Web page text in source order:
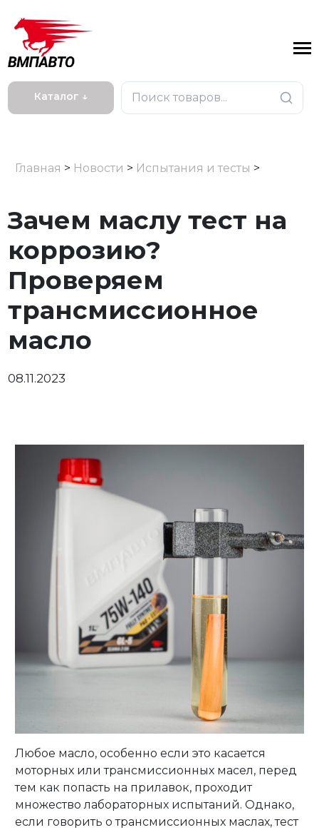
Каталог ↓
Главная > Новости > Испытания и тесты >
Зачем маслу тест на
коррозию?
Проверяем
трансмиссионное
масло
08.11.2023
Любое масло, особенно если это касается
моторных или трансмиссионных масел, перед
тем как попасть на прилавок, проходит
множество лабораторных испытаний. Однако,
если говорить о трансмиссионных маслах, тест